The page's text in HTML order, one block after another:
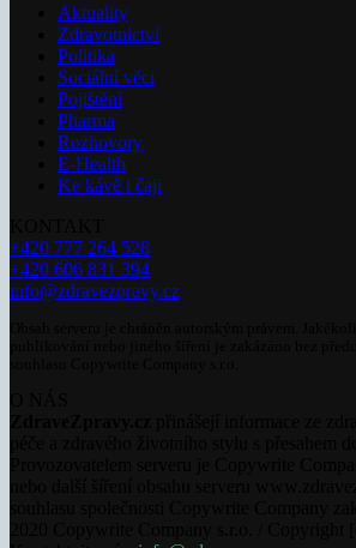
Aktuality
Zdravotnictví
Politika
Sociální věci
Pojištění
Pharma
Rozhovory
E-Health
Ke kávě i čaji
+420 777 264 528
+420 606 831 394
info@zdravezpravy.cz